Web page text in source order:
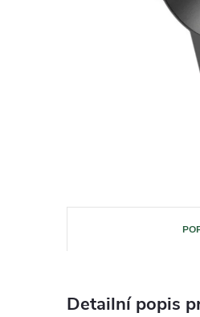
Detailní popis